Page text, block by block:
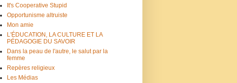
It's Cooperative Stupid
Opportunisme altruiste
Mon amie
L'ÉDUCATION, LA CULTURE ET LA
PÉDAGOGIE DU SAVOIR
Dans la peau de l'autre, le salut par la
femme
Repères religieux
Les Médias